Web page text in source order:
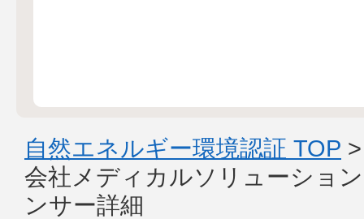
自然エネルギー環境認証 TOP
会社メディカルソリューショ
ンサー詳細